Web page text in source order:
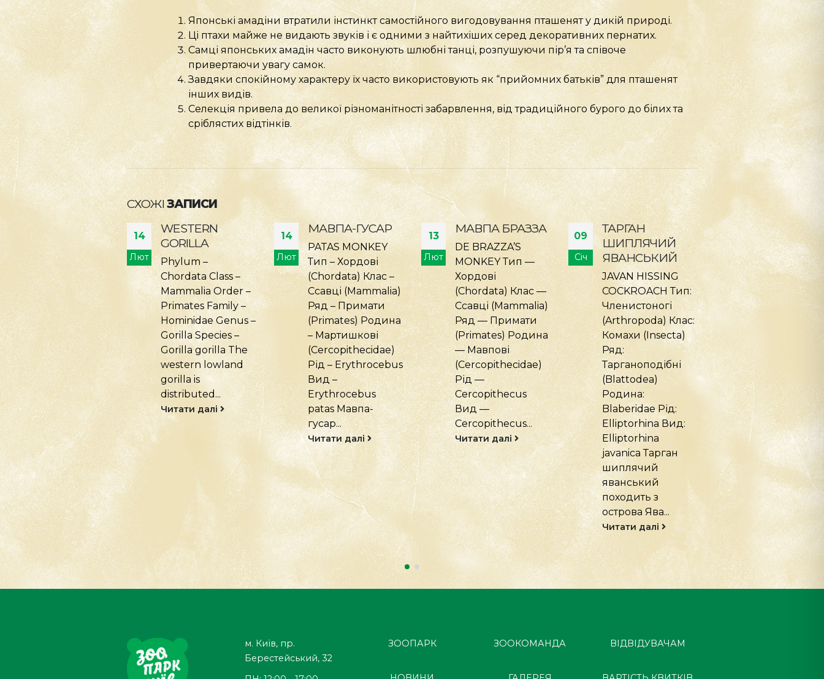
Японські амадіни втратили інстинкт самостійного вигодовування пташенят у дикій природі.
Ці птахи майже не видають звуків і є одними з найтихіших серед декоративних пернатих.
Самці японських амадін часто виконують шлюбні танці, розпушуючи пір’я та співоче
привертаючи увагу самок.
Завдяки спокійному характеру їх часто використовують як “прийомних батьків” для пташенят
інших видів.
Селекція привела до великої різноманітності забарвлення, від традиційного бурого до білих та
сріблястих відтінків.
СХОЖІЗАПИСИ
Chordata Class –
Hominidae Genus –
Gorilla Species –
Gorilla gorilla The
distributed...
Читати далі
14
Лют
МАВПА-ГУСАР
PATAS MONKEY
Тип – Хордові
(Chordata) Клас –
Ссавці (Mammalia)
Ряд – Примати
(Primates) Родина
– Мартишкові
(Cercopithecidae)
Рід – Erythrocebus
Вид –
Erythrocebus
patas Мавпа-
гусар...
13
Лют
МАВПА БРАЗЗА
DE BRAZZA’S
MONKEY Тип —
Хордові
(Chordata) Клас —
Ссавці (Mammalia)
Ряд — Примати
(Primates) Родина
— Мавпові
(Cercopithecidae)
Рід —
Cercopithecus
Вид —
Cercopithecus...
Читати далі
09
Січ
ТАРГАН
ШИПЛЯЧИЙ
ЯВАНСЬКИЙ
JAVAN HISSING
COCKROACH Тип:
Членистоногі
(Arthropoda) Клас:
Комахи (Insecta)
Ряд:
Тарганоподібні
(Blattodea)
Родина:
Blaberidae Рід:
Elliptorhina Вид:
Elliptorhina
javanica Тарган
шиплячий
яванський
походить з
острова Ява...
09
Січ
ТАРГАН
ШИПЛЯЧИЙ
ТИГРОВИЙ
TIGER HISSING
COCKROACH Тип –
Членистоногі
(Arthropoda) Клас
– Комахи (Insecta)
Ряд –
Тарганоподібні
(Blattodea)
Родина –
Бластомеріди
(Blaberidae) Рід –
Gromphadorhina
Вид –
Gromphadorhina...
Читати далі
ПАВУК
РОЖЕВИЙ
CHILEAN
TARANTULA
Членистоногі
Рід:
Вид:
rosea Павук
чилійський
рожевий
у
Читати далі
м. Київ, пр.
Берестейський, 32
ЗООПАРК ЗООКОМАНДА ВІДВІДУВАЧАМ